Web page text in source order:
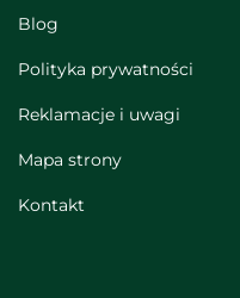
Blog
Polityka prywatności
Reklamacje i uwagi
Mapa strony
Kontakt